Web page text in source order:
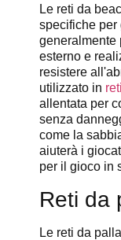
Le reti da
specifiche
generalmente
esterno e
resistere
utilizzato in
allentata per
senza
come la
aiuterà i
per il gioco in
Reti da
Le reti da